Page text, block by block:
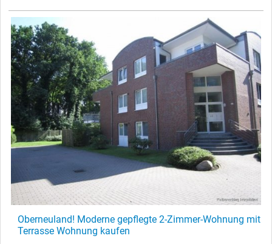
Oberneuland! Moderne gepflegte 2-Zimmer-Wohnung mit
Terrasse Wohnung kaufen